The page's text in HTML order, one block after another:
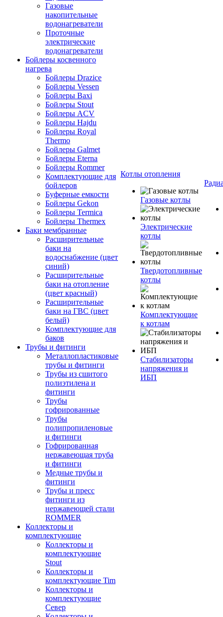
Газовые
накопительные
водонагреватели
Проточные
электрические
водонагреватели
Бойлеры косвенного
нагрева
Бойлеры Drazice
Бойлеры Vessen
Бойлеры Baxi
Бойлеры Stout
Бойлеры ACV
Бойлеры Hajdu
Бойлеры Royal
Thermo
Бойлеры Galmet
Бойлеры Eterna
Бойлеры Rommer
Комплектующие для
бойлеров
Буферные емкости
Бойлеры Gekon
Бойлеры Termica
Бойлеры Thermex
Баки мембранные
Расширительные
баки на
водоснабжение (цвет
синий)
Расширительные
баки на отопление
(цвет красный)
Расширительные
баки на ГВС (цвет
белый)
Комплектующие для
баков
Трубы и фитинги
Металлопластиковые
трубы и фитинги
Трубы из сшитого
полиэтилена и
фитинги
Трубы
гофрированные
Трубы
полипропиленовые
и фитинги
Гофрированная
нержавеющая труба
и фитинги
Медные трубы и
фитинги
Трубы и пресс
фитинги из
нержавеющей стали
ROMMER
Коллекторы и
комплектующие
Коллекторы и
комплектующие
Stout
Коллекторы и
комплектующие Tim
Коллекторы и
комплектующие
Север
Котлы отопления
Газовые котлы
Электрические
котлы
Твердотопливные
котлы
Комплектующие
к котлам
Стабилизаторы
напряжения и
ИБП